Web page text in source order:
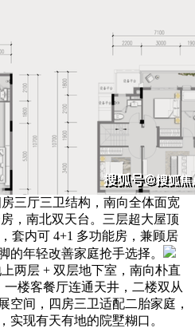
三厅三卫结构，南向全体面宽
，南北双天台。三层超大屋顶
套内可 4+1 多功能房，兼顾居
的年轻改善家庭抢手选择。
两层 + 双层地下室，南向朴直
楼客餐厅连通天井，二楼双从
空间，四房三卫适配二胎家庭，
实现有天有地的院墅糊口。